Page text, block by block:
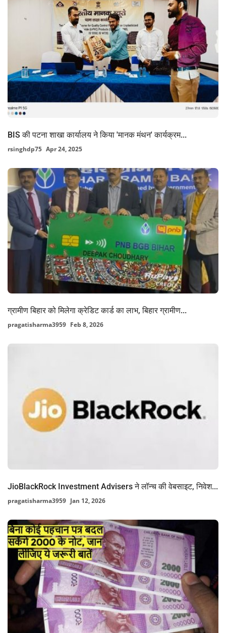
BIS की पटना शाखा कार्यालय ने किया 'मानक मंथन' कार्यक्रम...
rsinghdp75 Apr 24, 2025
ग्रामीण बिहार को मिलेगा क्रेडिट कार्ड का लाभ, बिहार ग्रामीण...
pragatisharma3959 Feb 8, 2026
JioBlackRock Investment Advisers ने लॉन्च की वेबसाइट, निवेश...
pragatisharma3959 Jan 12, 2026